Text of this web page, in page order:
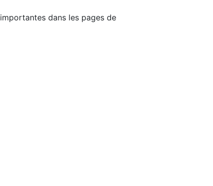
dans les pages de